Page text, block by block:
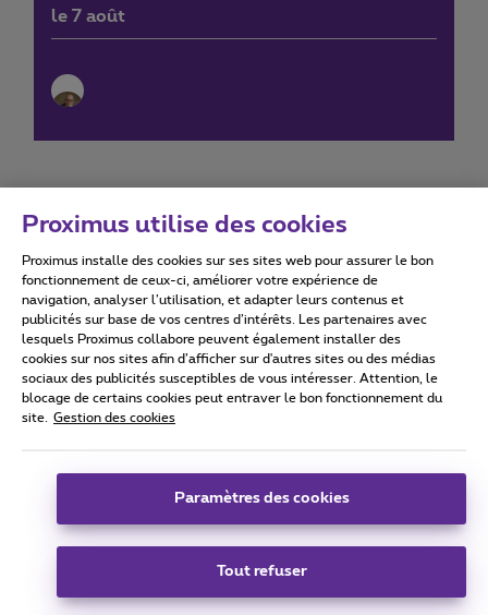
le 7 août
Conditions d'utilisation Accessibility statement
Tous droits réservés. © 2026
Conditions générales, info consommateur
Coordonnées de l’entreprise
Boulevard du Roi Albert II 27 - B-1030 Bruxelles.
Proximus utilise des cookies
Proximus installe des cookies sur ses sites web pour assurer le bon
fonctionnement de ceux-ci, améliorer votre expérience de
navigation, analyser l’utilisation, et adapter leurs contenus et
publicités sur base de vos centres d’intérêts. Les partenaires avec
lesquels Proximus collabore peuvent également installer des
cookies sur nos sites afin d’afficher sur d'autres sites ou des médias
sociaux des publicités susceptibles de vous intéresser. Attention, le
blocage de certains cookies peut entraver le bon fonctionnement du
site.
Gestion des cookies
Paramètres des cookies
Tout refuser